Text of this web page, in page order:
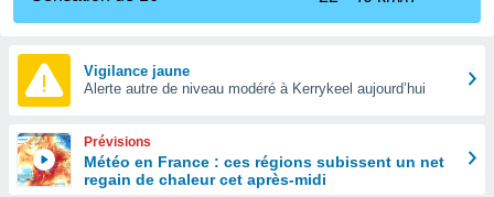
Vigilance jaune
Alerte autre de niveau modéré à Kerrykeel aujourd’hui
Prévisions
Météo en France : ces régions subissent un net
regain de chaleur cet après-midi